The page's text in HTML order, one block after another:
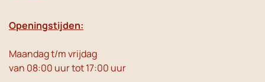
Openingstijden:
Maandag t/m vrijdag
van 08:00 uur tot 17:00 uur